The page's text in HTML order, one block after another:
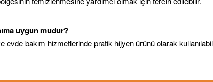
uygun mudur?
bakım hizmetlerinde pratik hijyen ürünü olarak